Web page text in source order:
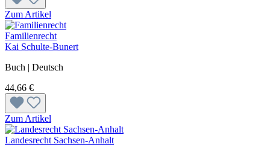
Zum Artikel
Familienrecht
Kai Schulte-Bunert
Buch | Deutsch
44,66 €
Zum Artikel
Landesrecht Sachsen-Anhalt